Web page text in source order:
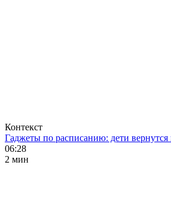
Контекст
Гаджеты по расписанию: дети вернутся
06:28
2 мин